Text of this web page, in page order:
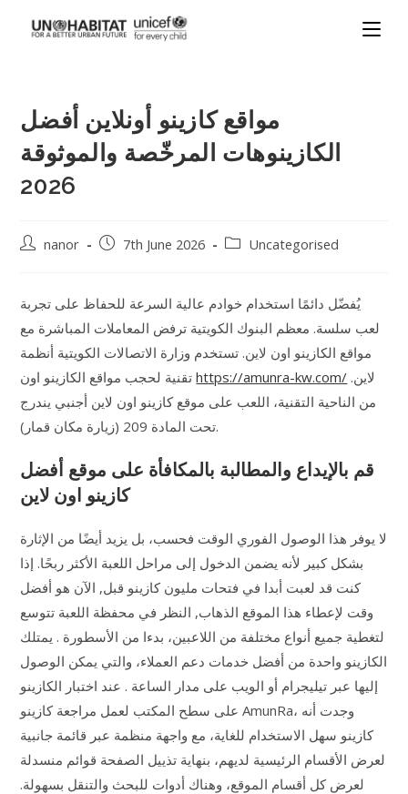
مواقع كازينو أونلاين أفضل
الكازينوهات المرخّصة والموثوقة
2026
nanor 7th June 2026 Uncategorised
يُفضّل دائمًا استخدام خوادم عالية السرعة للحفاظ على تجربة
لعب سلسة. معظم البنوك الكويتية ترفض المعاملات المباشرة مع
مواقع الكازينو اون لاين. تستخدم وزارة الاتصالات الكويتية أنظمة
تقنية لحجب مواقع الكازينو اونhttps://amunra-kw.com/ لاين.
من الناحية التقنية، اللعب على موقع كازينو اون لاين أجنبي يندرج
تحت المادة 209 (زيارة مكان قمار).
قم بالإيداع والمطالبة بالمكافأة على موقع أفضل
كازينو اون لاين
لا يوفر هذا الوصول الفوري الوقت فحسب، بل يزيد أيضًا من الإثارة
بشكل كبير لأنه يضمن الدخول إلى مراحل اللعبة الأكثر ربحًا. إذا
كنت قد لعبت أبدا في فتحات مليون كازينو قبل, الآن هو أفضل
وقت لإعطاء هذا الموقع الذهاب, النظر في محفظة اللعبة تتوسع
لتغطية جميع أنواع مختلفة من اللاعبين، بدءا من الأسطورة . يمتلك
الكازينو واحدة من أفضل خدمات دعم العملاء، والتي يمكن الوصول
إليها عبر تيليجرام أو الويب على مدار الساعة . عند اختبار الكازينو
على سطح المكتب لعمل مراجعة كازينو AmunRa، وجدت أنه
كازينو سهل الاستخدام للغاية، مع واجهة منظمة عبر قائمة جانبية
لعرض الأقسام الرئيسية لديهم، بنهاية تذييل الصفحة قوائم منسدلة
لعرض كل أقسام الموقع، وهناك أدوات للبحث والتنقل بسهولة.